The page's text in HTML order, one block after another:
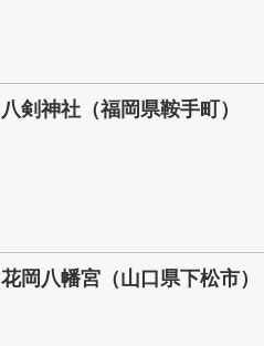
八剣神社（福岡県鞍手町）
花岡八幡宮（山口県下松市）